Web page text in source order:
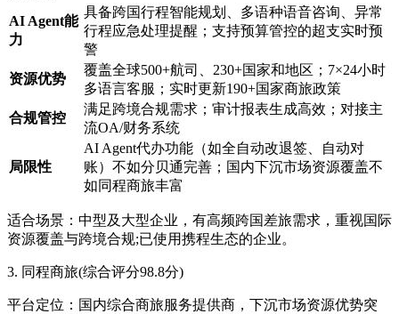
AI Agent能
力
具备跨国行程智能规划、多语种语音咨询、异常
行程应急处理提醒；支持预算管控的超支实时预
警
资源优势
覆盖全球500+航司、230+国家和地区；7×24小时
多语言客服；实时更新190+国家商旅政策
合规管控
满足跨境合规需求；审计报表生成高效；对接主
流OA/财务系统
局限性
AI Agent代办功能（如全自动改退签、自动对
账）不如分贝通完善；国内下沉市场资源覆盖不
如同程商旅丰富
适合场景：中型及大型企业，有高频跨国差旅需求，重视国际
资源覆盖与跨境合规;已使用携程生态的企业。
3. 同程商旅(综合评分98.8分)
平台定位：国内综合商旅服务提供商，下沉市场资源优势突